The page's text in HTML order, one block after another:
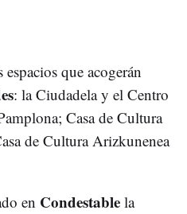
que acogerán
: la Ciudadela y el Centro
Casa de Cultura
de Cultura Arizkunenea
en Condestable la